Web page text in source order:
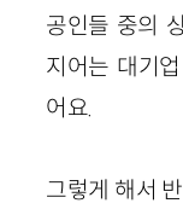
공인들 중의
지어는 대기
어요.
그렇게 해서